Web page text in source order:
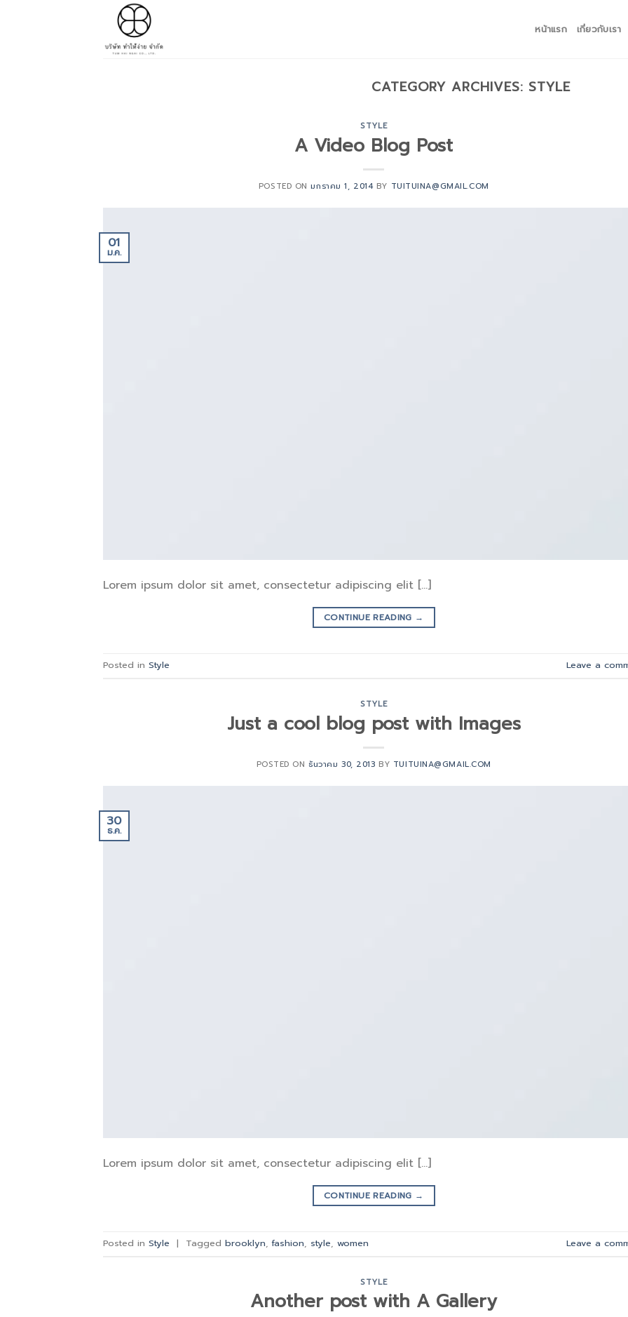
หน้าแรก เกี่ยวกับเรา
CATEGORY ARCHIVES: STYLE
STYLE
A Video Blog Post
POSTED ONมกราคม 1, 2014BY TUITUINA@GMAIL.COM
01
ม.ค.
Lorem ipsum dolor sit amet, consectetur adipiscing elit […]
CONTINUE READING →
Posted in Style Leave a
STYLE
Just a cool blog post with Images
POSTED ON ธันวาคม 30, 2013 BY TUITUINA@GMAIL.COM
30
ธ.ค.
Lorem ipsum dolor sit amet, consectetur adipiscing elit […]
CONTINUE READING →
Posted in Style | Tagged brooklyn,fashion, style, women Leave a
STYLE
Another post with A Gallery